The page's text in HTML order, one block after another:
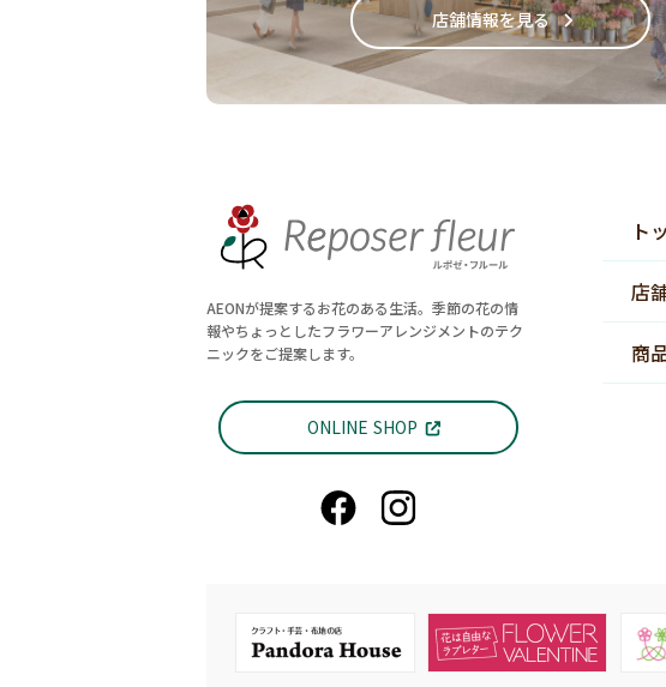
店舗情報を見る
AEONが提案するお花のある生活。季節の花の情
報やちょっとしたフラワーアレンジメントのテク
ニックをご提案します。
ONLINE SHOP
ト
店
商